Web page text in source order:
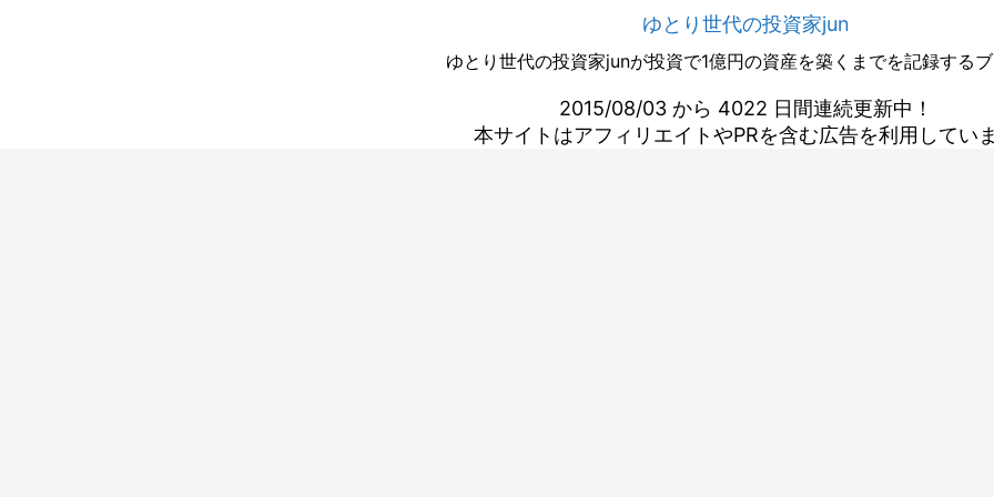
ゆとり世代の投資家jun
ゆとり世代の投資家junが投資で1億円の資産を築くまでを記録するブ
2015/08/03 から 4022 日間連続更新中！
本サイトはアフィリエイトやPRを含む広告を利用してい